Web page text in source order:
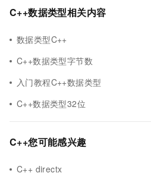
C++数据类型相关内容
数据类型C++
C++数据类型字节数
入门教程C++数据类型
C++数据类型32位
C++您可能感兴趣
C++ directx